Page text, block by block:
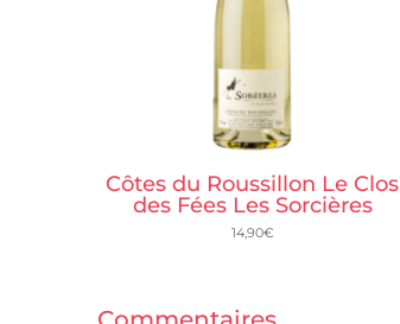
Côtes du Roussillon Le Clos
des Fées Les Sorcières
14,90€